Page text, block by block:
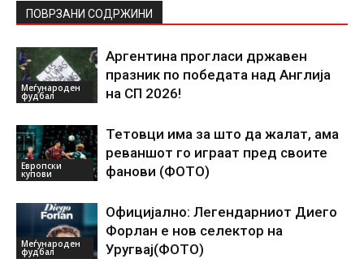
ПОВРЗАНИ СОДРЖИНИ
Меѓународен
фудбал
Аргентина прогласи државен
празник по победата над Англија
на СП 2026!
Европски
купови
Тетовци има за што да жалат, ама
реваншот го играат пред своите
фанови (ФОТО)
Меѓународен
фудбал
Официјално: Легендарниот Диего
Форлан е нов селектор на
Уругвај(ФОТО)